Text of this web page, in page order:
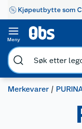
Kjøpeutbytte som
Meny
Merkevarer